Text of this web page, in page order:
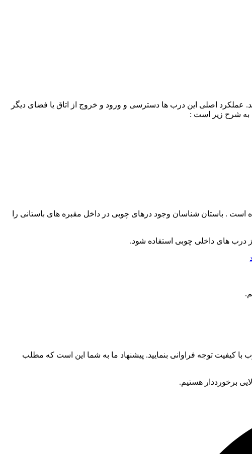
عملکرد اصلی این درب ها دسترسی و ورود و خروج از اتاق یا فضای دیگر
به شرح زیر است :
است . باستان شناسان وجود درهای چوبی در داخل مقبره های باستانی را
درب های داخلی چوبی استفاده شود.
کیفیت توجه فراوانی بنمایید. پیشنهاد ما به شما این است که مطلب
برخورددار هستیم.